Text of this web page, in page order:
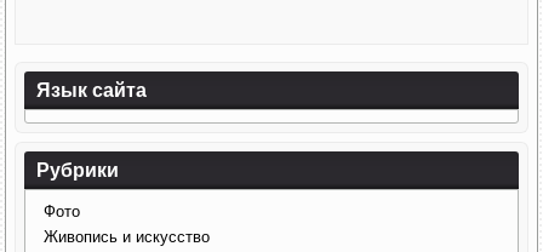
Язык сайта
Рубрики
Фото
Живопись и искусство